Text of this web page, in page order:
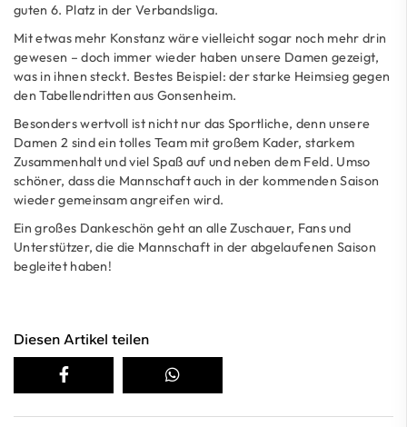
guten 6. Platz in der Verbandsliga.
Mit etwas mehr Konstanz wäre vielleicht sogar noch mehr drin
gewesen – doch immer wieder haben unsere Damen gezeigt,
was in ihnen steckt. Bestes Beispiel: der starke Heimsieg gegen
den Tabellendritten aus Gonsenheim.
Besonders wertvoll ist nicht nur das Sportliche, denn unsere
Damen 2 sind ein tolles Team mit großem Kader, starkem
Zusammenhalt und viel Spaß auf und neben dem Feld. Umso
schöner, dass die Mannschaft auch in der kommenden Saison
wieder gemeinsam angreifen wird.
Ein großes Dankeschön geht an alle Zuschauer, Fans und
Unterstützer, die die Mannschaft in der abgelaufenen Saison
begleitet haben!
Diesen Artikel teilen